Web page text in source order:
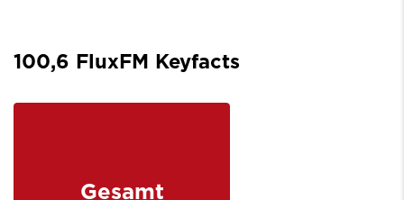
100,6 FluxFM Keyfacts
Gesamt